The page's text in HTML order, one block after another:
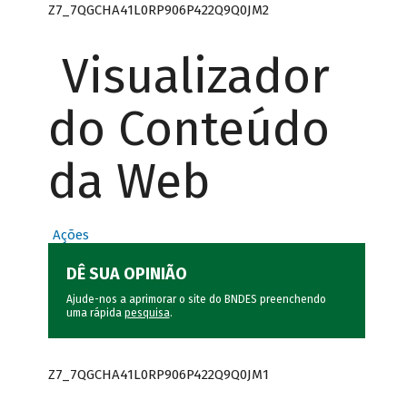
Z7_7QGCHA41L0RP906P422Q9Q0JM2
Visualizador
do Conteúdo
da Web
Ações
DÊ SUA OPINIÃO
Ajude-nos a aprimorar o site do BNDES preenchendo
uma rápida pesquisa.
Z7_7QGCHA41L0RP906P422Q9Q0JM1